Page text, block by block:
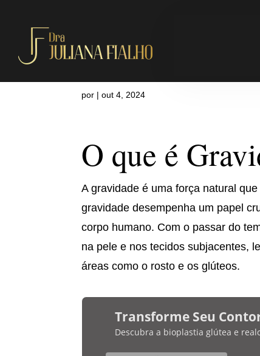
O que é
por |out 4, 2024
O que é
A gravidade é uma força natural
gravidade desempenha um papel
corpo humano. Com o passar do
na pele e nos tecidos subjacentes,
áreas como o rosto e os glúteos.
Transforme Seu
Descubra a bioplastia glútea e